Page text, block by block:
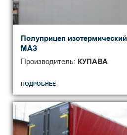
Полуприцеп
МАЗ
Производитель: КУПАВА
ПОДРОБНЕЕ